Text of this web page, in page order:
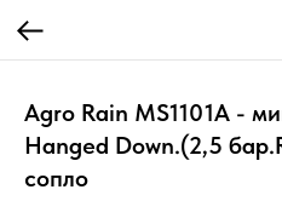
Agro Rain MS1101A -
Hanged Down.(2,5
cопло